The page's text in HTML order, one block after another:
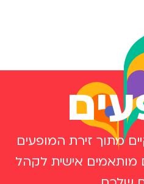
מתוך זירת המופעים
מותאמים אישית לקהל